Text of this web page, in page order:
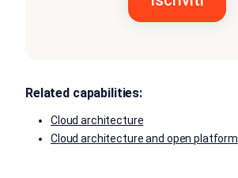
Related capabilities:
Cloud architecture
Cloud architecture and open platform